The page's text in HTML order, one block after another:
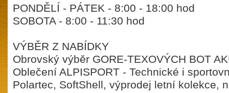
PONDĚLÍ - PÁTEK - 8:00 - 18:00 hod
SOBOTA - 8:00 - 11:30 hod
VÝBĚR Z NABÍDKY
Obrovský výběr GORE-TEXOVÝCH BOT
Oblečení ALPISPORT - Technické i
Polartec, SoftShell, výprodej letní kolekce,